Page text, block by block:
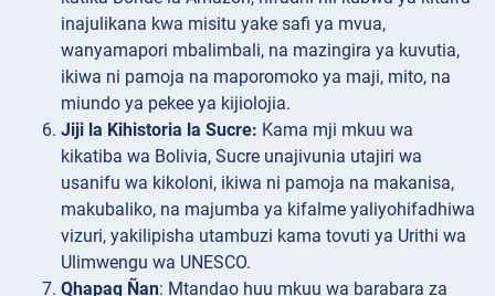
inajulikana kwa misitu yake safi ya mvua,
wanyamapori mbalimbali, na mazingira ya kuvutia,
ikiwa ni pamoja na maporomoko ya maji, mito, na
miundo ya pekee ya kijiolojia.
Jiji la Kihistoria la Sucre: Kama mji mkuu wa
kikatiba wa Bolivia, Sucre unajivunia utajiri wa
usanifu wa kikoloni, ikiwa ni pamoja na makanisa,
makubaliko, na majumba ya kifalme yaliyohifadhiwa
vizuri, yakilipisha utambuzi kama tovuti ya Urithi wa
Ulimwengu wa UNESCO.
Qhapaq Ñan: Mtandao huu mkuu wa barabara za